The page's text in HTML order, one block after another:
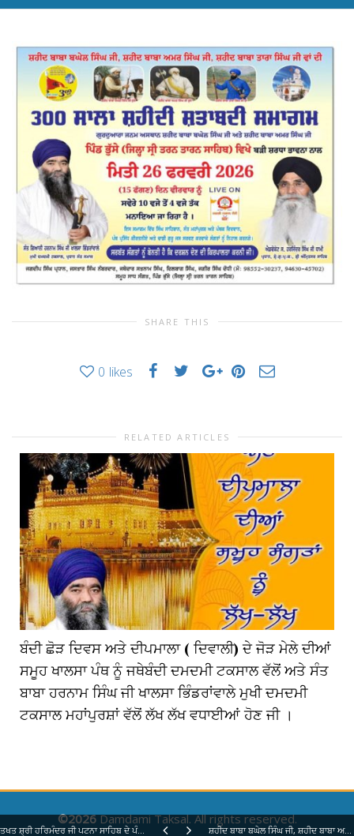
SHARE THIS
0 likes
RELATED ARTICLES
ਬੰਦੀ ਛੋੜ ਦਿਵਸ ਅਤੇ ਦੀਪਮਾਲਾ ( ਦਿਵਾਲੀ) ਦੇ ਜੋੜ ਮੇਲੇ ਦੀਆਂ
ਸਮੂਹ ਖਾਲਸਾ ਪੰਥ ਨੂੰ ਜਥੇਬੰਦੀ ਦਮਦਮੀ ਟਕਸਾਲ ਵੱਲੋਂ ਅਤੇ ਸੰਤ
ਬਾਬਾ ਹਰਨਾਮ ਸਿੰਘ ਜੀ ਖਾਲਸਾ ਭਿੰਡਰਾਂਵਾਲੇ ਮੁਖੀ ਦਮਦਮੀ
ਟਕਸਾਲ ਮਹਾਂਪੁਰਸ਼ਾਂ ਵੱਲੋਂ ਲੱਖ ਲੱਖ ਵਧਾਈਆਂ ਹੋਣ ਜੀ ।
ਤਖਤ ਸ਼੍ਰੀ ਹਰਿਮੰਦਰ ਜੀ ਪਟਨਾ ਸਾਹਿਬ ਦੇ ਪੰਜ ਪਿਆਰੇ ਸਿੰਘ ਸਾਹਿਬਾਨ ਵੱਲੋਂ ਆਦੇਸ਼ ਸ਼ਹੀਦ ਬਾਬਾ ਬਘੇਲ ਸਿੰਘ ਜੀ, ਸ਼ਹੀਦ ਬਾਬਾ ਅਮਰ ਸਿੰਘ ਅਤੇ ਸ਼ਹੀਦ ਬਾਬਾ ਤਾਰਾ ਸਿੰਘ ਜੀ ਵਾਂ ਦੀ 300 ਸਾਲਾ ਸ਼ਹੀਦੀ ਸ਼ਤਾਬਦੀ ਦੇ ਸਮਾਗਮ ਗੁਰੁਦੁਆਰਾ ਜਨਮ ਅਸਥਾਨ ਸ਼ਹੀਦ ਬਾਬਾ ਬਘੇਲ ਸਿੰਘ ਜੀ ਅਤੇ ਸ਼ਹੀਦ ਬਾਬਾ ਅਮਰ ਸਿੰਘ ਜੀ ਨਗਰ ਭੁੱਸੇ ਜਿਲ੍ਹਾ ਸ਼੍ਰੀ ਤਰਨ ਤਾਰਨ ਸਾਹਿਬ ਵਿਖੇ ਬੜੀ ਸ਼ਰਧਾ ਭਾਵਨਾ ਨਾਲ ਮਿਤੀ 24 ,25 ਫਰਵਰੀ ਨੂੰ ਮਨਾਈ ਜਾ ਰਹੀ ਹੈ । ਮੁੱਖ ਸਮਾਗਮ ਮਿਤੀ 26 ਫਰਵਰੀ 2026 ਨੂੰ ਮਨਾਇਆ ਜਾ ਰਿਹਾ ਹੈ ਜਿਸ ਵਿਚ ਦਮਦਮੀ ਟਕਸਾਲ ਦੇ ਮੌਜੂਦਾ ਮੁਖੀ ਸੰਤ ਬਾਬਾ ਹਰਨਾਮ ਸਿੰਘ ਜੀ ਖਾਲਸਾ ਭਿੰਡਰਾਂਵਾਲੇ 24 ਅਤੇ 25 ਫਰਵਰੀ ਨੂੰ ਰਾਤ 8 ਤੋਂ 9 ਵਜੇ ਤੱਕ ਅਤੇ ਮੁਖ ਸਮਾਗਮ ‘ਚ 26 ਫ਼ਰਵਰੀ ਨੂੰ ਸਵੇਰੇ 11 ਤੋਂ 12 ਵਜੇ ਤੱਕ ਕਥਾ ਦੀ ਹਾਜਰੀ ਭਰਨਗੇ। ਸਮੂਹ ਸੰਗਤ ਨੂੰ ਬੇਨਤੀ ਹੈ ਕਿ ਇਹਨਾਂ ਸਮਾਗਮਾਂ ‘ਚ ਦਰਸ਼ਨ ਦੇਣ ਦੀ ਕ੍ਰਿਪਾਲਤਾ ਕਰੋ ਜੀ ਅਤੇ ਸਹੀਦਾਂ ਦੀਆਂ ਖੁਸ਼ੀਆਂ ਪ੍ਰਾਪਤ ਕਰੋ ਜੀ ।
©2026Damdami Taksal. All rights reserved.